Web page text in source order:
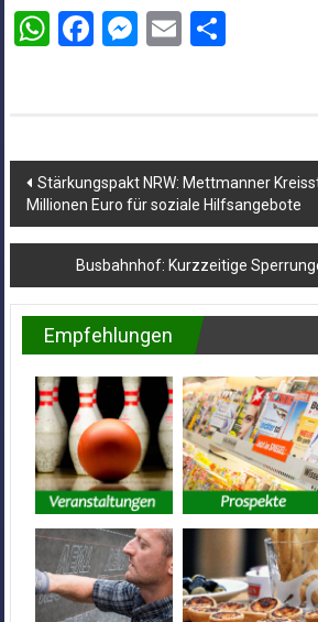
WhatsApp
Facebook
Messenger
Email
Beitragsnavigation
Stärkungspakt NRW: Mettmanner
Millionen Euro für soziale Hilfsangebote
Busbahnhof: Kurzzeitige
Empfehlungen